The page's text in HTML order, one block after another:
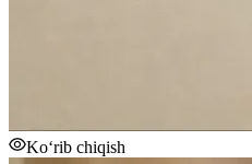
Ko‘rib chiqish